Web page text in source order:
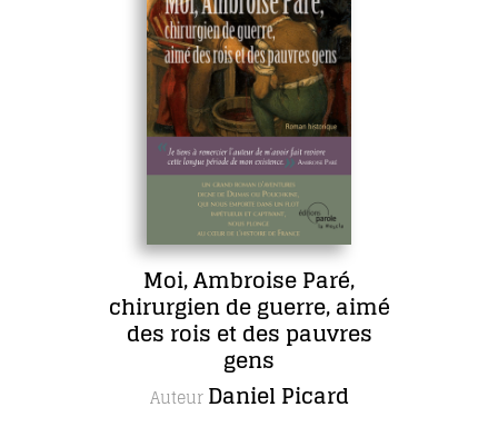
Moi, Ambroise Paré,
chirurgien de guerre, aimé
des rois et des pauvres
gens
Auteur Daniel Picard